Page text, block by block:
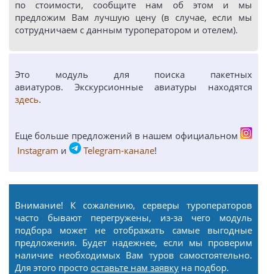
по стоимости, сообщите нам об этом и мы
предложим Вам лучшую цену (в случае, если мы
сотрудничаем с данным туроператором и отелем).
Это модуль для поиска пакетных
авиатуров. Экскурсионные авиатуры находятся
здесь.
Еще больше предложений в нашем официальном
Instagram и Telegram-канале!
Внимание! К сожалению, серверы туроператоров
часто бывают перегружены, из-за чего модуль
подбора может не отображать самые выгодные
предложения. Будет надежнее, если мы проверим
наличие необходимых Вам туров самостоятельно.
Для этого просто оставьте нам заявку на подбор.